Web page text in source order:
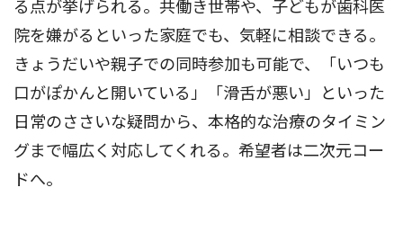
る点が挙げられる。共働き世帯や、子どもが歯科医
院を嫌がるといった家庭でも、気軽に相談できる。
きょうだいや親子での同時参加も可能で、「いつも
口がぽかんと開いている」「滑舌が悪い」といった
日常のささいな疑問から、本格的な治療のタイミン
グまで幅広く対応してくれる。希望者は二次元コー
ドへ。